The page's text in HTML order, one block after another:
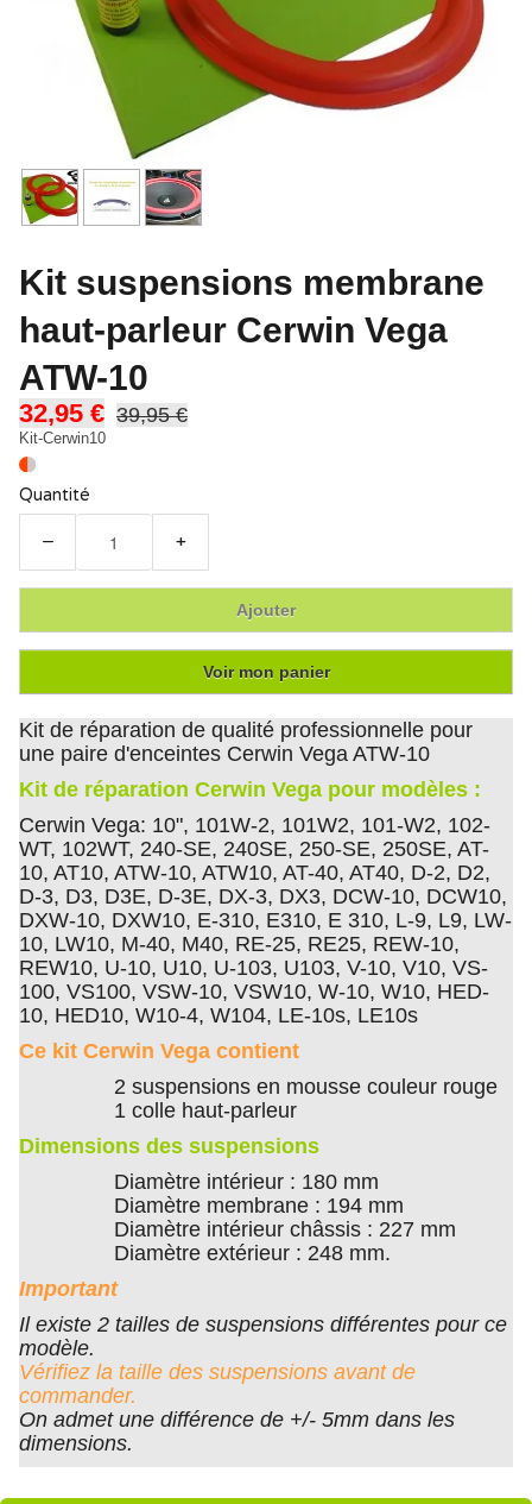
Kit suspensions membrane
haut-parleur Cerwin Vega
ATW-10
32,95 € 39,95 €
Kit-Cerwin10
Quantité
− +
Ajouter
Voir mon panier
Kit de réparation de qualité professionnelle pour
une paire d'enceintes Cerwin Vega ATW-10
Kit de réparation Cerwin Vega pour modèles :
Cerwin Vega: 10", 101W-2, 101W2, 101-W2, 102-
WT, 102WT, 240-SE, 240SE, 250-SE, 250SE, AT-
10, AT10, ATW-10, ATW10, AT-40, AT40, D-2, D2,
D-3, D3, D3E, D-3E, DX-3, DX3, DCW-10, DCW10,
DXW-10, DXW10, E-310, E310, E 310, L-9, L9, LW-
10, LW10, M-40, M40, RE-25, RE25, REW-10,
REW10, U-10, U10, U-103, U103, V-10, V10, VS-
100, VS100, VSW-10, VSW10, W-10, W10, HED-
10, HED10, W10-4, W104, LE-10s, LE10s
Ce kit Cerwin Vega contient
2 suspensions en mousse couleur rouge
1 colle haut-parleur
Dimensions des suspensions
Diamètre intérieur : 180 mm
Diamètre membrane : 194 mm
Diamètre intérieur châssis : 227 mm
Diamètre extérieur : 248 mm.
Important
Il existe 2 tailles de suspensions différentes pour ce
modèle.
Vérifiez la taille des suspensions avant de
commander.
On admet une différence de +/- 5mm dans les
dimensions.